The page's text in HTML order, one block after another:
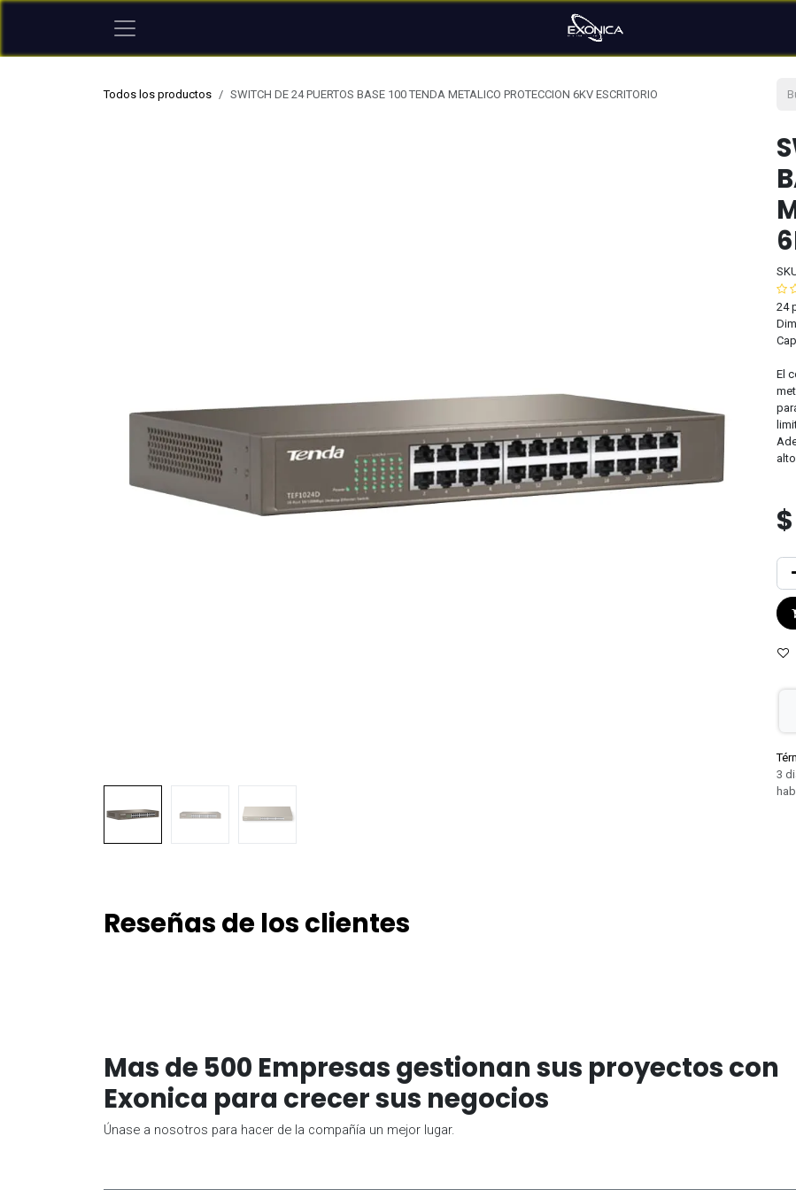
Ir al contenido
Todos los productos SWITCH DE 24 PUERTOS BASE 100 TENDA METALICO PROTECCION 6KV ESCRITORIO
24
El
$
3
Reseñas de los clientes
Mas de 500 Empresas gestionan sus proyectos con
Exonica para crecer sus negocios
Únase a nosotros para hacer de la compañía un mejor lugar.